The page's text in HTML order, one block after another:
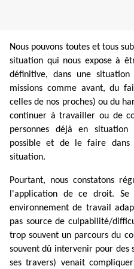
Nous pouvons toutes et tous
situation qui nous expose à
définitive, dans une situation
missions comme avant, du
celles de nos proches) ou du
continuer à travailler ou de
personnes déjà en
possible et de le faire dans
situation.
Pourtant, nous constatons
l'application de ce droit.
environnement de travail
pas source de culpabilité/
trop souvent un parcours du
souvent dû intervenir pour
ses travers) venait